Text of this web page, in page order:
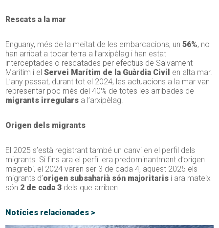
Rescats a la mar
Enguany, més de la meitat de les embarcacions, un56%, no
han arribat a tocar terra a l’arxipèlag i han estat
interceptades o rescatades per efectius de Salvament
Marítim i elServei Marítim de la Guàrdia Civil en alta mar.
L’any passat, durant tot el 2024, les actuacions a la mar van
representar poc més del 40% de totes les arribades de
migrants irregulars a l’arxipèlag.
Origen dels migrants
El 2025 s’està registrant també un canvi en el perfil dels
migrants. Si fins ara el perfil era predominantment d’origen
magrebí, el 2024 varen ser 3 de cada 4, aquest 2025 els
migrants d’origen subsaharià són majoritaris i ara mateix
són 2 de cada 3 dels que arriben.
Notícies relacionades >